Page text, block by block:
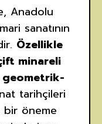
Anadolu
sanatının
Özellikle
minareli
geometrik-
tarihçileri
bir öneme